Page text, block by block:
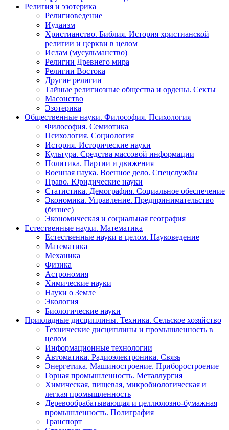
Религия и эзотерика
Религиоведение
Иудаизм
Христианство. Библия. История христианской
религии и церкви в целом
Ислам (мусульманство)
Религии Древнего мира
Религии Востока
Другие религии
Тайные религиозные общества и ордены. Секты
Масонство
Эзотерика
Общественные науки. Философия. Психология
Философия. Семиотика
Психология. Социология
История. Исторические науки
Культура. Средства массовой информации
Политика. Партии и движения
Военная наука. Военное дело. Спецслужбы
Право. Юридические науки
Статистика. Демография. Социальное обеспечение
Экономика. Управление. Предпринимательство
(бизнес)
Экономическая и социальная география
Естественные науки. Математика
Естественные науки в целом. Науковедение
Математика
Механика
Физика
Астрономия
Химические науки
Науки о Земле
Экология
Биологические науки
Прикладные дисциплины. Техника. Сельское хозяйство
Технические дисциплины и промышленность в
целом
Информационные технологии
Автоматика. Радиоэлектроника. Связь
Энергетика. Машиностроение. Приборостроение
Горная промышленность. Металлургия
Химическая, пищевая, микробиологическая и
легкая промышленность
Деревообрабатывающая и целлюлозно-бумажная
промышленность. Полиграфия
Транспорт